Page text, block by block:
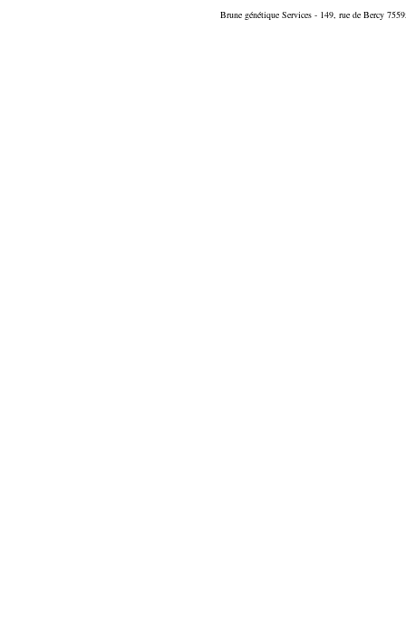
Brune génétique Services - 149, rue de Bercy